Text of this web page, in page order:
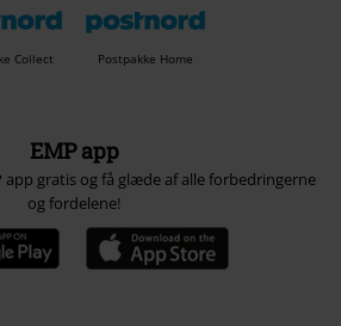
Collect Postpakke Home
EMP app
app gratis og få glæde af alle forbedringerne
og fordelene!